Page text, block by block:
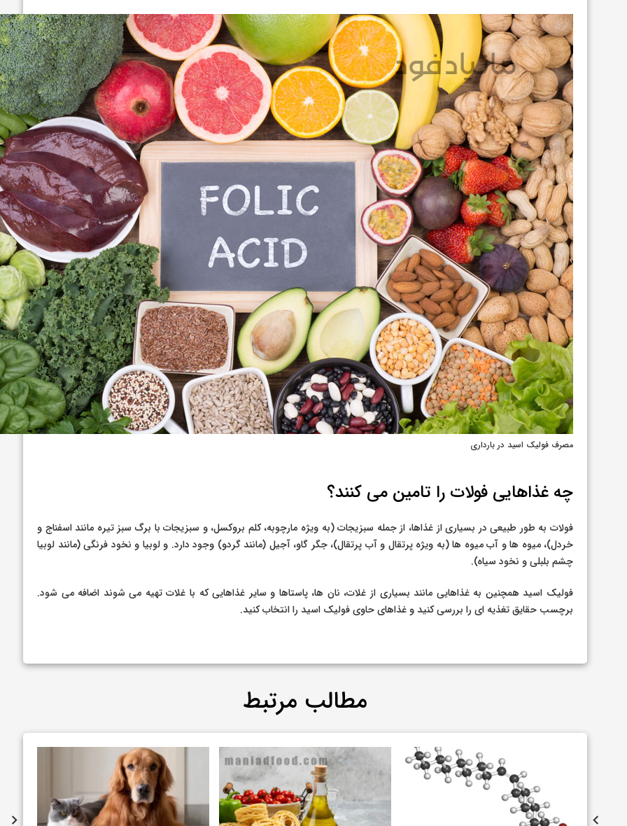
مصرف فولیک اسید در بارداری
چه غذاهایی فولات را تامین می کنند؟
فولات به طور طبیعی در بسیاری از غذاها، از جمله سبزیجات (به ویژه مارچوبه، کلم بروکسل، و سبزیجات با برگ سبز تیره مانند اسفناج و
خردل)، میوه ها و آب میوه ها (به ویژه پرتقال و آب پرتقال)، جگر گاو، آجیل (مانند گردو) وجود دارد. و لوبیا و نخود فرنگی (مانند لوبیا
چشم بلبلی و نخود سیاه).
فولیک اسید همچنین به غذاهایی مانند بسیاری از غلات، نان ها، پاستاها و سایر غذاهایی که با غلات تهیه می شوند اضافه می شود.
برچسب حقایق تغذیه ای را بررسی کنید و غذاهای حاوی فولیک اسید را انتخاب کنید.
مطالب مرتبط